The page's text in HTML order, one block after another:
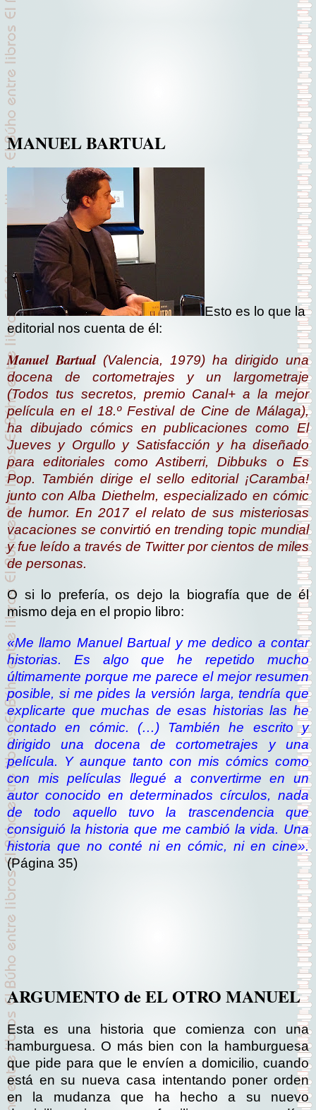
MANUEL BARTUAL
Esto es lo que la
editorial nos cuenta de él:
Manuel Bartual(Valencia, 1979) ha dirigido una
docena de cortometrajes y un largometraje
(Todos tus secretos, premio Canal+ a la mejor
película en el 18.º Festival de Cine de Málaga),
ha dibujado cómics en publicaciones como El
Jueves y Orgullo y Satisfacción y ha diseñado
para editoriales como Astiberri, Dibbuks o Es
Pop. También dirige el sello editorial ¡Caramba!
junto con Alba Diethelm, especializado en cómic
de humor. En 2017 el relato de sus misteriosas
vacaciones se convirtió entrending topic mundial
y fue leído a través de Twitter por cientos de miles
de personas.
O si lo prefería, os dejo la biografía que de él
mismo deja en el propio libro:
«Me llamo Manuel Bartual y me dedico a contar
historias. Es algo que he repetido mucho
últimamente porque me parece el mejor resumen
posible, si me pides la versión larga, tendría que
explicarte que muchas de esas historias las he
contado en cómic. (…) También he escrito y
dirigido una docena de cortometrajes y una
película. Y aunque tanto con mis cómics como
con mis películas llegué a convertirme en un
autor conocido en determinados círculos, nada
de todo aquello tuvo la trascendencia que
consiguió la historia que me cambió la vida. Una
historia que no conté ni en cómic, ni en cine».
(Página 35)
ARGUMENTO de EL OTRO MANUEL
Esta es una historia que comienza con una
hamburguesa. O más bien con la hamburguesa
que pide para que le envíen a domicilio, cuando
está en su nueva casa intentando poner orden
en la mudanza que ha hecho a su nuevo